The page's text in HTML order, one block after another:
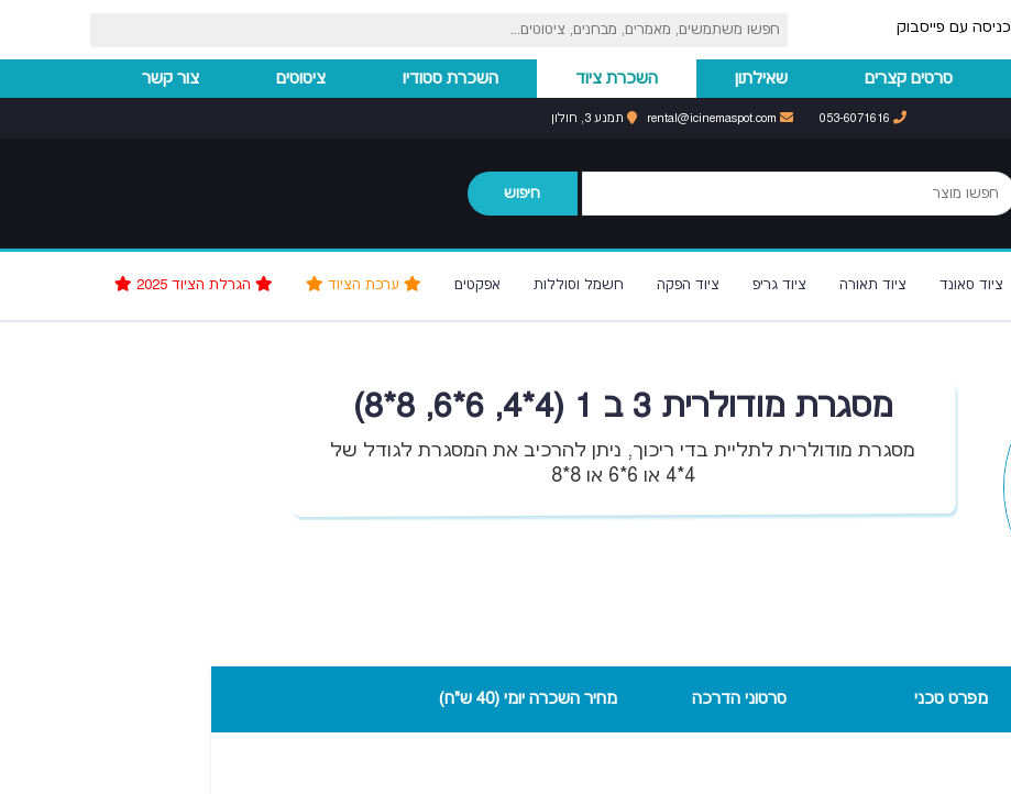
כניסה עם פייסבוק
סרטים קצרים שאילתון השכרת ציוד השכרת סטודיו ציטוטים צור קשר
תמנע 3, חולון
חיפוש
ציוד סאונד ציוד תאורה ציוד גריפ ציוד הפקה חשמל וסוללות אפקטים
מסגרת מודולרית 3 ב 1 (4*4, 6*6, 8*8)
מסגרת מודולרית לתליית בדי ריכוך, ניתן להרכיב את המסגרת לגודל של
4*4 או 6*6 או 8*8
מפרט טכני סרטוני הדרכה מחיר השכרה יומי (40 ש"ח)